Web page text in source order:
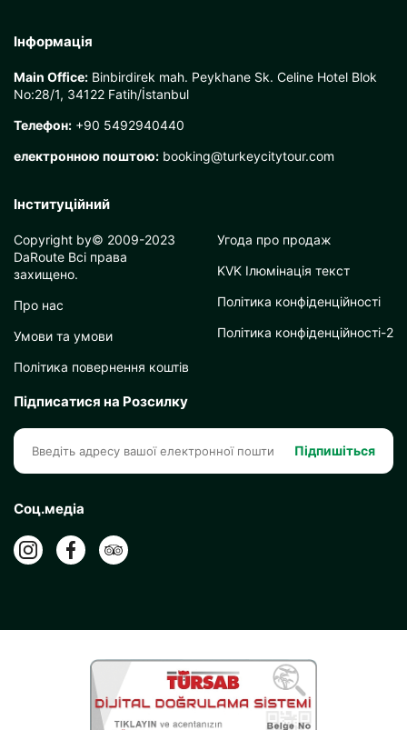
Інформація
Main Office: Binbirdirek mah. Peykhane Sk. Celine Hotel Blok
No:28/1, 34122 Fatih/İstanbul
Телефон: +90 5492940440
електронною поштою: booking@turkeycitytour.com
Інституційний
Copyright by© 2009-2023
DaRoute Всі права
захищено.
Про нас
Умови та умови
Політика повернення коштів
Угода про продаж
KVK Ілюмінація текст
Політика конфіденційності
Політика конфіденційності-2
Підписатися на Розсилку
Підпишіться
Соц.медіа